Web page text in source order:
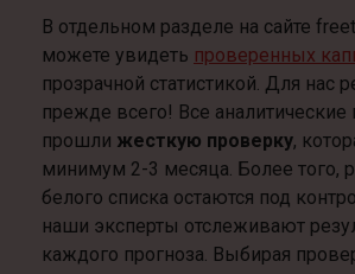
В отдельном разделе на сайте
можете увидеть проверенных
прозрачной статистикой. Для нас
прежде всего! Все аналитические
прошли жесткую проверку,
минимум 2-3 месяца. Более того,
белого списка остаются под
наши эксперты отслеживают
каждого прогноза. Выбирая